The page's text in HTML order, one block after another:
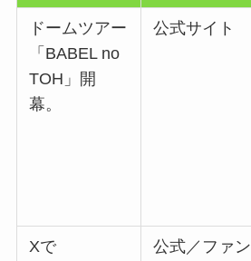
ドームツアー
「BABEL no
TOH」開
幕。
公式サイト
Xで
公式／ファン